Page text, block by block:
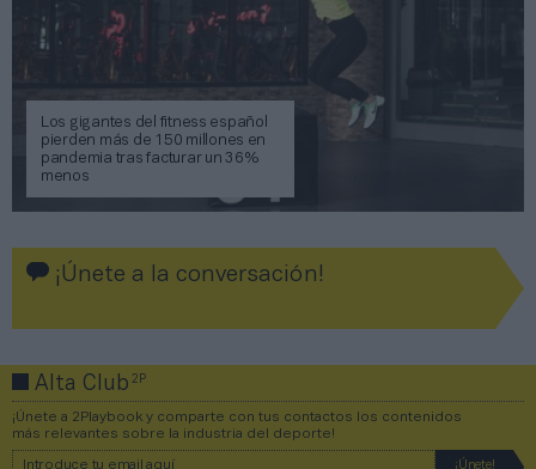
Los gigantes del fitness español
pierden más de 150 millones en
pandemia tras facturar un 36%
menos
¡Únete a la conversación!
Alta Club2P
¡Únete a 2Playbook y comparte con tus contactos los contenidos
más relevantes sobre la industria del deporte!